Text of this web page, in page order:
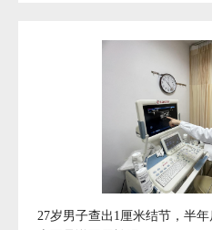
27岁男子查出1厘米结节，半